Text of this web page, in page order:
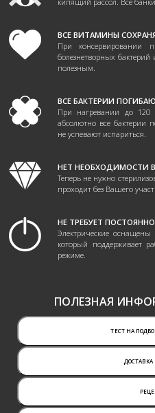
ВСЕ ВИТАМИНЫ
При консервировании
болезнетворных
полезным.
ВСЕ БАКТЕРИИ
При нагревании до 120
абсолютно все бактерии
не успевают испариться.
НЕТ НЕОБХОДИМОСТИ
Теперь не нужно
проходит без Вашего
НЕ ТРЕБУЕТ
Электрические
который поддерживает
режиме.
ПОЛЕЗНАЯ
ТЕСТ НА